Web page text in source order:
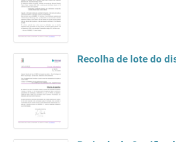
Recolha de lote do